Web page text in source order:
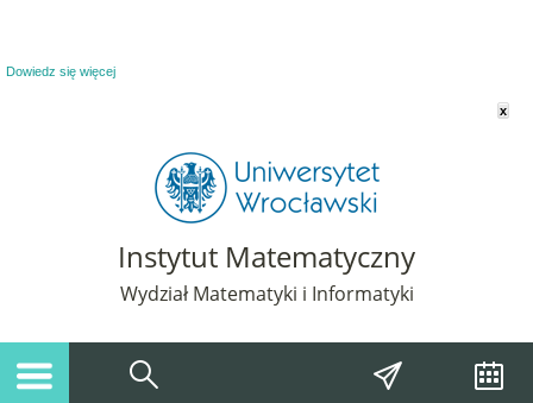
Dowiedz się więcej
x
Instytut Matematyczny
Wydział Matematyki i Informatyki